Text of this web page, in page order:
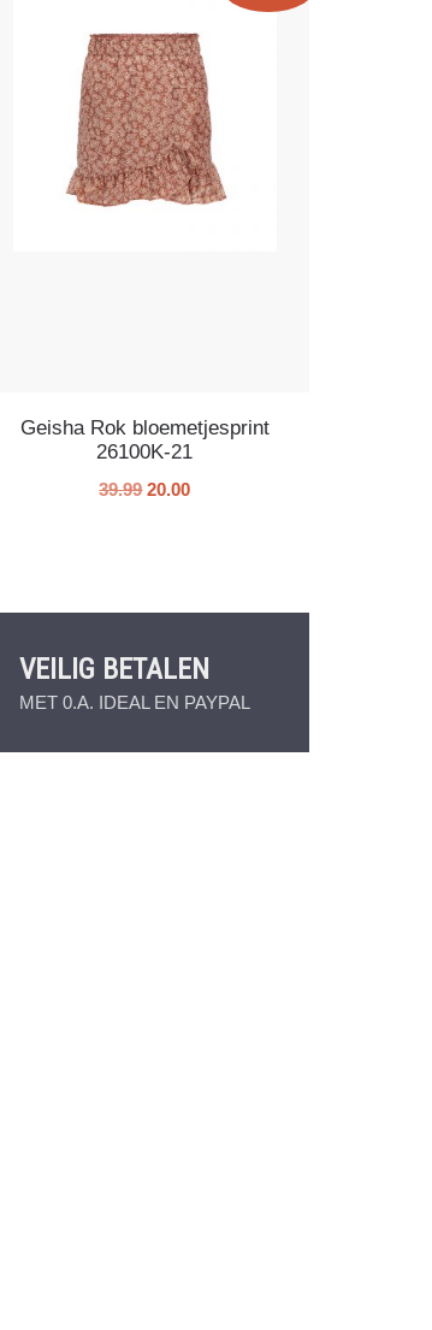
Geisha Rok bloemetjesprint
26100K-21
39.99 20.00
VEILIG BETALEN
MET 0.A. IDEAL EN PAYPAL